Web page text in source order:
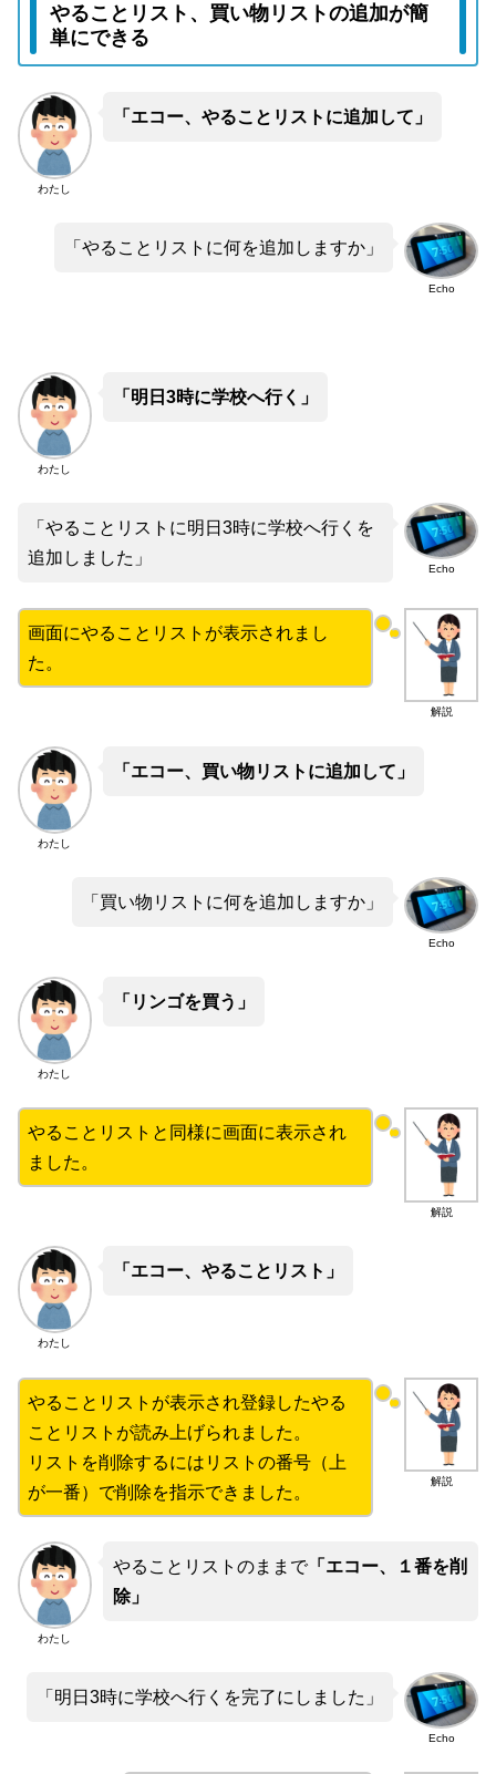
やることリスト、買い物リストの追加が簡
単にできる
わたし
「エコー、やることリストに追加して」
Echo
「やることリストに何を追加しますか」
わたし
「明日3時に学校へ行く」
Echo
「やることリストに明日3時に学校へ行くを
追加しました」
解説
画面にやることリストが表示されまし
た。
わたし
「エコー、買い物リストに追加して」
Echo
「買い物リストに何を追加しますか」
わたし
「リンゴを買う」
解説
やることリストと同様に画面に表示され
ました。
わたし
「エコー、やることリスト」
解説
やることリストが表示され登録したやる
ことリストが読み上げられました。
リストを削除するにはリストの番号（上
が一番）で削除を指示できました。
わたし
やることリストのままで「エコー、１番を削
除」
Echo
「明日3時に学校へ行くを完了にしました」